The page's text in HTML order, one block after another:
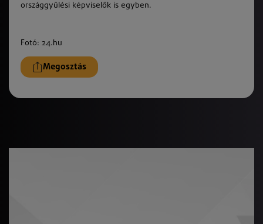
országgyűlési képviselők is egyben.
Fotó: 24.hu
Megosztás